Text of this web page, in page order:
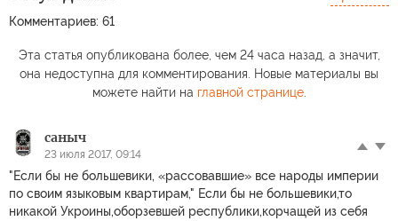
Комментариев: 61
Эта статья опубликована более, чем 24 часа назад, а значит,
она недоступна для комментирования. Новые материалы вы
можете найти на главной странице.
саныч
23 июля 2017, 09:14
"Если бы не большевики, «рассовавшие» все народы империи
по своим языковым квартирам," Если бы не большевики,то
никакой Укроины,оборзевшей республики,корчащей из себя